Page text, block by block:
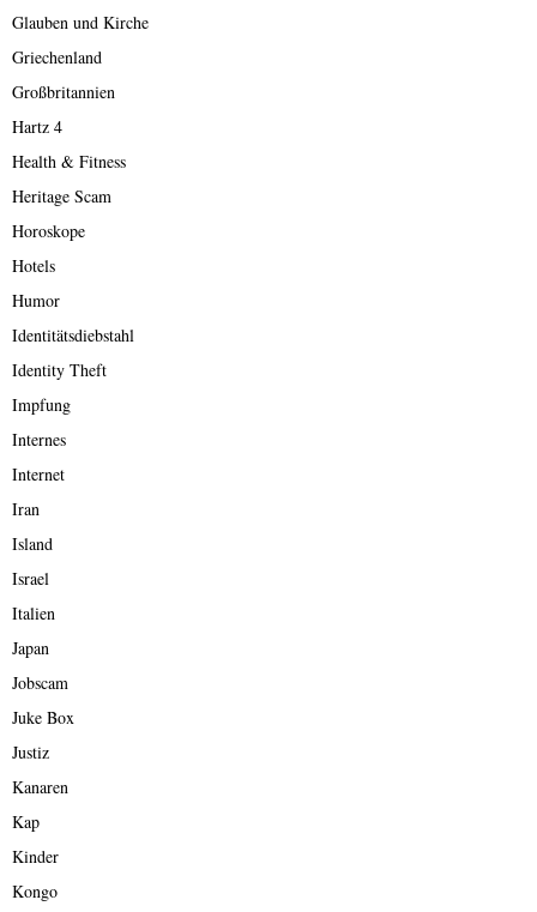
Glauben und Kirche
Griechenland
Großbritannien
Hartz 4
Health & Fitness
Heritage Scam
Horoskope
Hotels
Humor
Identitätsdiebstahl
Identity Theft
Impfung
Internes
Internet
Iran
Island
Israel
Italien
Japan
Jobscam
Juke Box
Justiz
Kanaren
Kap
Kinder
Kongo